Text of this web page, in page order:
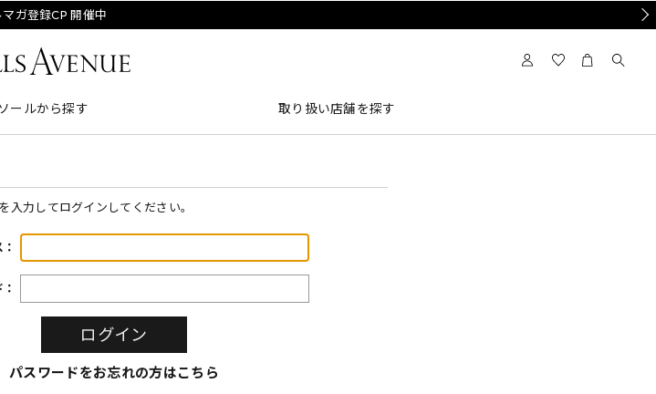
マガ登録CP 開催中
ソールから探す 取り扱い店舗を探す
入力してログインしてください。
パスワードをお忘れの方はこちら